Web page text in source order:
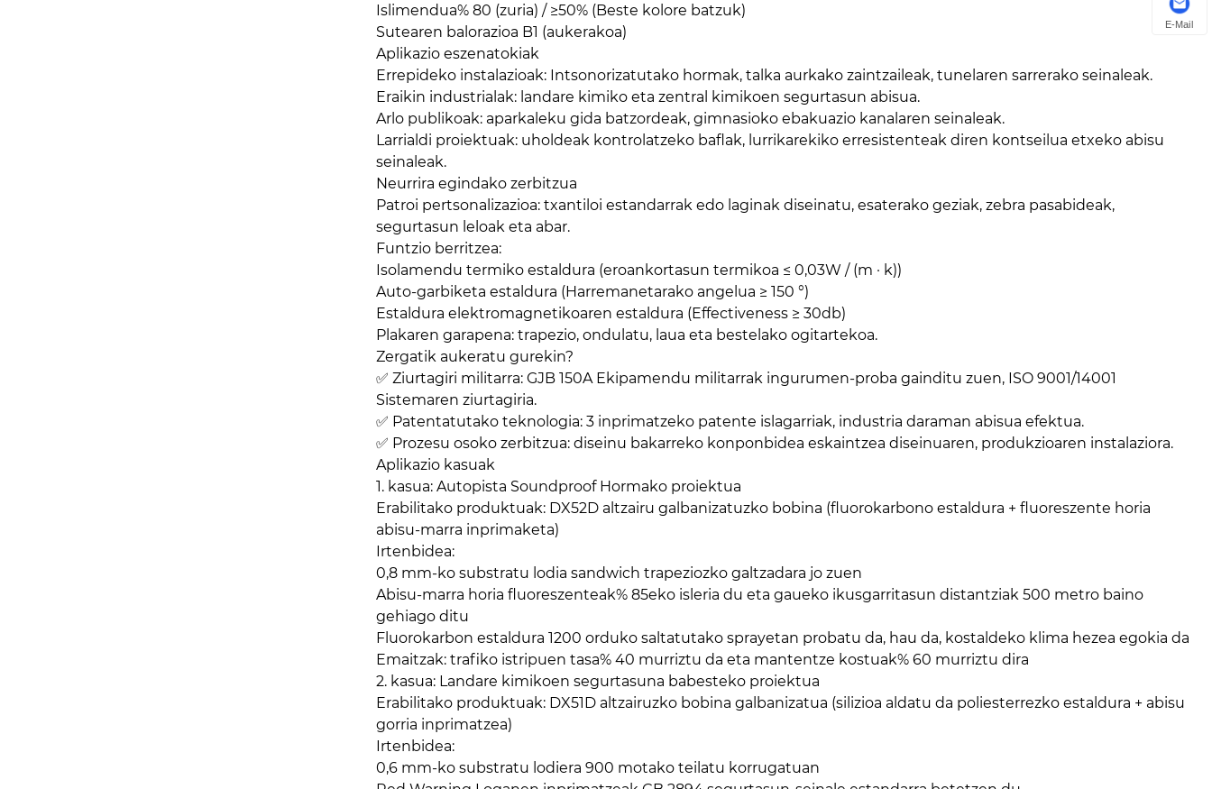
Islimendua% 80 (zuria) / ≥50% (Beste kolore batzuk)
Sutearen balorazioa B1 (aukerakoa)
Aplikazio eszenatokiak
Errepideko instalazioak: Intsonorizatutako hormak, talka aurkako zaintzaileak, tunelaren sarrerako seinaleak.
Eraikin industrialak: landare kimiko eta zentral kimikoen segurtasun abisua.
Arlo publikoak: aparkaleku gida batzordeak, gimnasioko ebakuazio kanalaren seinaleak.
Larrialdi proiektuak: uholdeak kontrolatzeko baflak, lurrikarekiko erresistenteak diren kontseilua etxeko abisu
seinaleak.
Neurrira egindako zerbitzua
Patroi pertsonalizazioa: txantiloi estandarrak edo laginak diseinatu, esaterako geziak, zebra pasabideak,
segurtasun leloak eta abar.
Funtzio berritzea:
Isolamendu termiko estaldura (eroankortasun termikoa ≤ 0,03W / (m · k))
Auto-garbiketa estaldura (Harremanetarako angelua ≥ 150 °)
Estaldura elektromagnetikoaren estaldura (Effectiveness ≥ 30db)
Plakaren garapena: trapezio, ondulatu, laua eta bestelako ogitartekoa.
Zergatik aukeratu gurekin?
✅ Ziurtagiri militarra: GJB 150A Ekipamendu militarrak ingurumen-proba gainditu zuen, ISO 9001/14001
Sistemaren ziurtagiria.
✅ Patentatutako teknologia: 3 inprimatzeko patente islagarriak, industria daraman abisua efektua.
✅ Prozesu osoko zerbitzua: diseinu bakarreko konponbidea eskaintzea diseinuaren, produkzioaren instalaziora.
Aplikazio kasuak
1. kasua: Autopista Soundproof Hormako proiektua
Erabilitako produktuak: DX52D altzairu galbanizatuzko bobina (fluorokarbono estaldura + fluoreszente horia
abisu-marra inprimaketa)
Irtenbidea:
0,8 mm-ko substratu lodia sandwich trapeziozko galtzadara jo zuen
Abisu-marra horia fluoreszenteak% 85eko isleria du eta gaueko ikusgarritasun distantziak 500 metro baino
gehiago ditu
Fluorokarbon estaldura 1200 orduko saltatutako sprayetan probatu da, hau da, kostaldeko klima hezea egokia da
Emaitzak: trafiko istripuen tasa% 40 murriztu da eta mantentze kostuak% 60 murriztu dira
2. kasua: Landare kimikoen segurtasuna babesteko proiektua
Erabilitako produktuak: DX51D altzairuzko bobina galbanizatua (silizioa aldatu da poliesterrezko estaldura + abisu
gorria inprimatzea)
Irtenbidea:
0,6 mm-ko substratu lodiera 900 motako teilatu korrugatuan
E-Mail